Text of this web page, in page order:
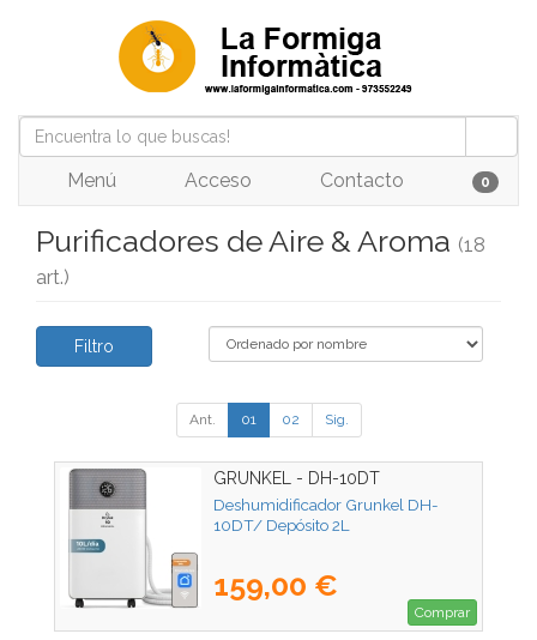
Menú Acceso Contacto 0
Purificadores de Aire & Aroma (18
art.)
Filtro
Ant. 01 02 Sig.
GRUNKEL - DH-10DT
Deshumidificador Grunkel DH-
10DT/ Depósito 2L
159,00 €
Comprar